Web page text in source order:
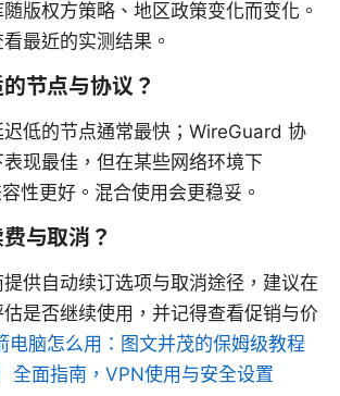
版权方策略、地区政策变化而变化。
最近的实测结果。
节点与协议？
低的节点通常最快；WireGuard 协
现最佳，但在某些网络环境下
性更好。混合使用会更稳妥。
与取消？
供自动续订选项与取消途径，建议在
是否继续使用，并记得查看促销与价
电脑怎么用：图文并茂的保姆级教程
全面指南，VPN使用与安全设置